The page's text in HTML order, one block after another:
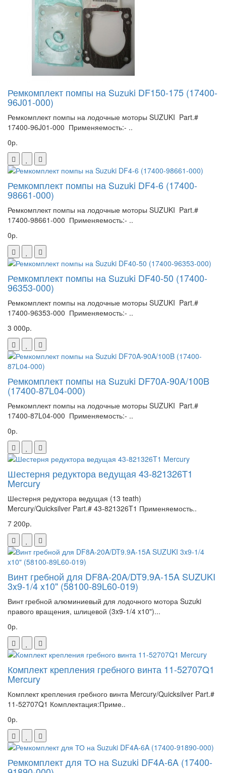
Ремкомплект помпы на Suzuki DF150-175 (17400-
96J01-000)
Ремкомплект помпы на лодочные моторы SUZUKI Part.#
17400-96J01-000 Применяемость:- ..
0р.
Ремкомплект помпы на Suzuki DF4-6 (17400-
98661-000)
Ремкомплект помпы на лодочные моторы SUZUKI Part.#
17400-98661-000 Применяемость:- ..
0р.
Ремкомплект помпы на Suzuki DF40-50 (17400-
96353-000)
Ремкомплект помпы на лодочные моторы SUZUKI Part.#
17400-96353-000 Применяемость:- ..
3 000р.
Ремкомплект помпы на Suzuki DF70A-90A/100B
(17400-87L04-000)
Ремкомплект помпы на лодочные моторы SUZUKI Part.#
17400-87L04-000 Применяемость:- ..
0р.
Шестерня редуктора ведущая 43-821326T1
Mercury
Шестерня редуктора ведущая (13 teath)
Mercury/Quicksilver Part.# 43-821326T1 Применяемость..
7 200р.
Винт гребной для DF8A-20A/DT9.9A-15A SUZUKI
3x9-1/4 x10" (58100-89L60-019)
Винт гребной алюминиевый для лодочного мотора Suzuki
правого вращения, шлицевой (3x9-1/4 x10")...
0р.
Комплект крепления гребного винта 11-52707Q1
Mercury
Комплект крепления гребного винта Mercury/Quicksilver Part.#
11-52707Q1 Комплектация:Приме..
0р.
Ремкомплект для ТО на Suzuki DF4A-6A (17400-